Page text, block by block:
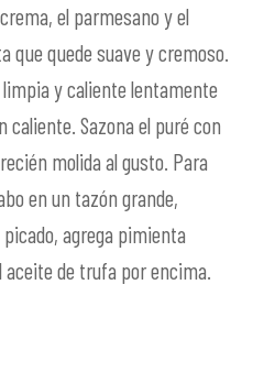
el parmesano y el
que quede suave y cremoso.
y caliente lentamente
Sazona el puré con
molida al gusto. Para
en un tazón grande,
agrega pimienta
de trufa por encima.